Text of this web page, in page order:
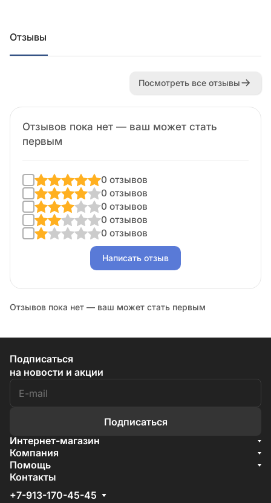
Отзывы
Посмотреть все отзывы
Отзывов пока нет — ваш может стать
первым
0 отзывов
0 отзывов
0 отзывов
0 отзывов
0 отзывов
Написать отзыв
Отзывов пока нет — ваш может стать первым
Подписаться
на новости и акции
Подписаться
Интернет-магазин
Акции
Бренды
Компания
О компании
Документы
Условия поставки
Помощь
Условия доставки
Способы оплаты
Контакты
+7-913-170-45-45